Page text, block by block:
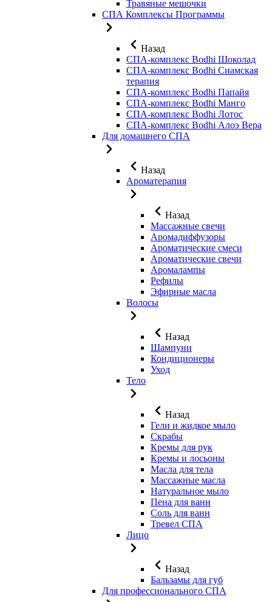
Травяные мешочки
СПА Комплексы Программы
Назад
СПА-комплекс Bodhi Шоколад
СПА-комплекс Bodhi Сиамская
терапия
СПА-комплекс Bodhi Папайя
СПА-комплекс Bodhi Манго
СПА-комплекс Bodhi Лотос
СПА-комплекс Bodhi Алоэ Вера
Для домашнего СПА
Назад
Ароматерапия
Назад
Массажные свечи
Аромадиффузоры
Ароматические смеси
Ароматические свечи
Аромалампы
Рефилы
Эфирные масла
Волосы
Назад
Шампуни
Кондиционеры
Уход
Тело
Назад
Гели и жидкое мыло
Скрабы
Кремы для рук
Кремы и лосьоны
Масла для тела
Массажные масла
Натуральное мыло
Пена для ванн
Соль для ванн
Тревел СПА
Лицо
Назад
Бальзамы для губ
Для профессионального СПА